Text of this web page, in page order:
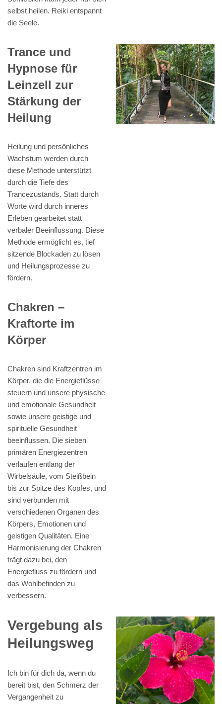
selbst heilen. Reiki entspannt
die Seele.
Trance und
Hypnose für
Leinzell zur
Stärkung der
Heilung
Heilung und persönliches
Wachstum werden durch
diese Methode unterstützt
durch die Tiefe des
Trancezustands. Statt durch
Worte wird durch inneres
Erleben gearbeitet statt
verbaler Beeinflussung. Diese
Methode ermöglicht es, tief
sitzende Blockaden zu lösen
und Heilungsprozesse zu
fördern.
Chakren –
Kraftorte im
Körper
Chakren sind Kraftzentren im
Körper, die die Energieflüsse
steuern und unsere physische
und emotionale Gesundheit
sowie unsere geistige und
spirituelle Gesundheit
beeinflussen. Die sieben
primären Energiezentren
verlaufen entlang der
Wirbelsäule, vom Steißbein
bis zur Spitze des Kopfes, und
sind verbunden mit
verschiedenen Organen des
Körpers, Emotionen und
geistigen Qualitäten. Eine
Harmonisierung der Chakren
trägt dazu bei, den
Energiefluss zu fördern und
das Wohlbefinden zu
verbessern.
Vergebung als
Heilungsweg
Ich bin für dich da, wenn du
bereit bist, den Schmerz der
Vergangenheit zu